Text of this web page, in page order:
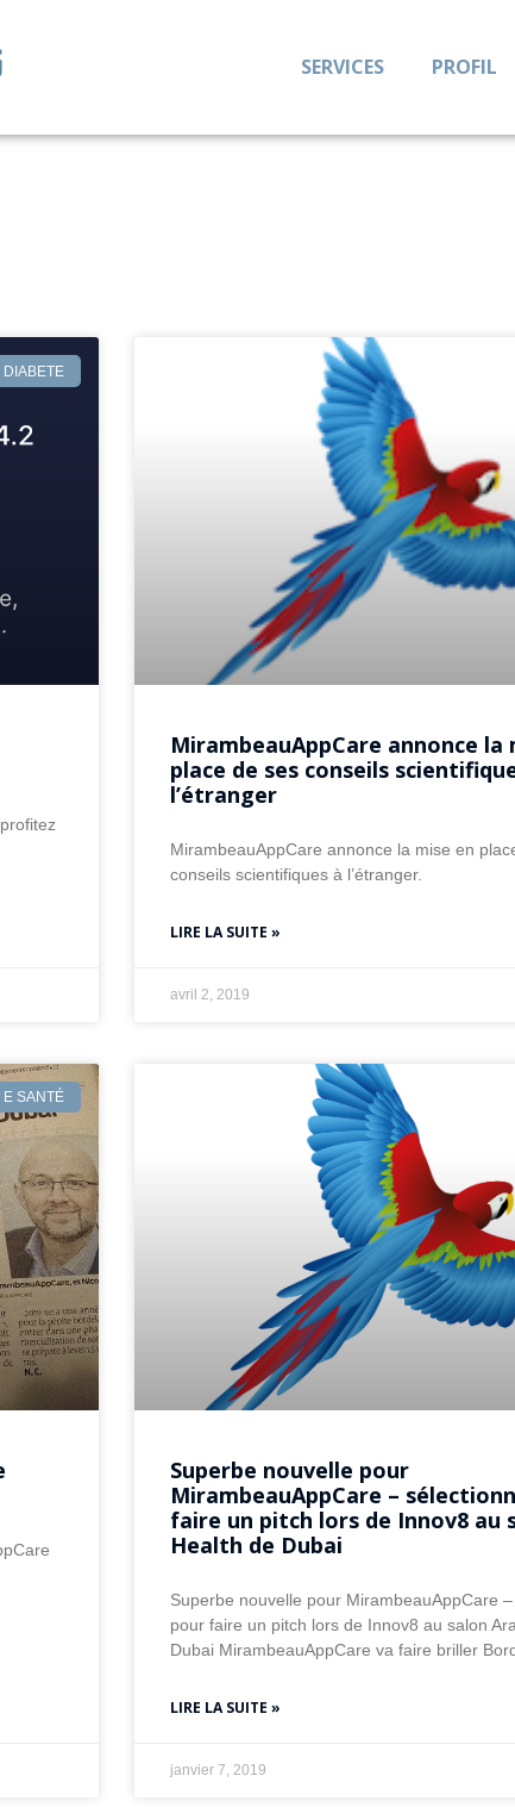
SERVICES PROFIL
DIABETE
MirambeauAppCare annonce la
place de ses conseils
l’étranger
MirambeauAppCare annonce la mise en
conseils scientifiques à l’étranger.
LIRE LA SUITE »
avril 2, 2019
E SANTÉ
Superbe nouvelle pour
MirambeauAppCare –
faire un pitch lors de Innov8 au
Health de Dubai
Superbe nouvelle pour MirambeauAppCare
pour faire un pitch lors de Innov8 au salon
Dubai MirambeauAppCare va faire briller
LIRE LA SUITE »
janvier 7, 2019